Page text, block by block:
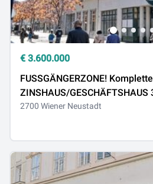
€ 3.600.000
FUSSGÄNGERZONE!
ZINSHAUS/GESCHÄFTSHAUS
oder MIETEN
2700 Wiener Neustadt